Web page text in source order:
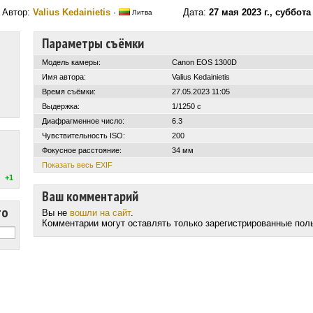
Автор: Valius Kedainietis · Литва Дата: 27 мая 2023 г., суббота
+1
Параметры съёмки
Модель камеры:
Canon EOS 1300D
Имя автора:
Valius Kedainietis
Время съёмки:
27.05.2023 11:05
Выдержка:
1/1250 с
Диафрагменное число:
6.3
Чувствительность ISO:
200
Фокусное расстояние:
34 мм
Показать весь EXIF
Ваш комментарий
Вы не вошли на сайт.
Комментарии могут оставлять только зарегистрированные